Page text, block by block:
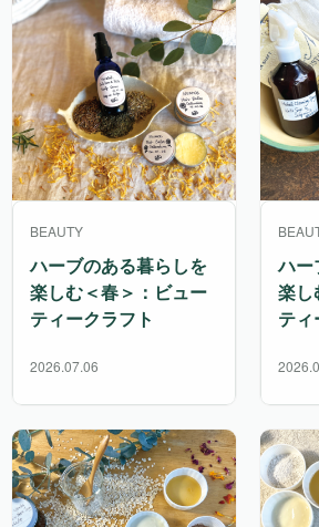
BEAUTY
ハーブのある暮らしを
楽しむ＜春＞：ビュー
ティークラフト
2026.07.06
ハー
楽し
ティ